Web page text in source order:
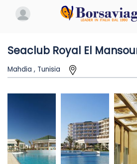
Seaclub Royal El
Mahdia , Tunisia